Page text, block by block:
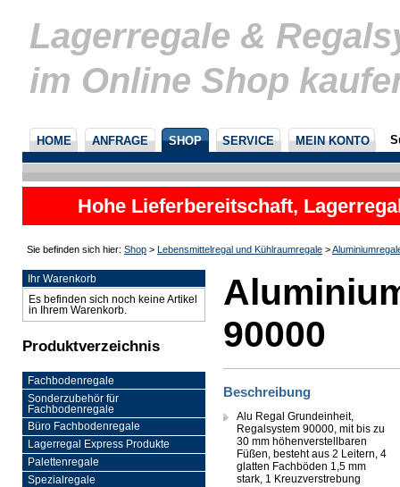
Lagerregale &
im Online Shop
HOME ANFRAGE SHOP SERVICE MEIN KONTO
Hohe Lieferbereitschaft,
nicht
Sie befinden sich hier: Shop > Lebensmittelregal und Kühlraumregale >
Ihr Warenkorb
Es befinden sich noch keine Artikel
in Ihrem Warenkorb.
Produktverzeichnis
Fachbodenregale
Sonderzubehör für
Fachbodenregale
Büro Fachbodenregale
Lagerregal Express Produkte
Palettenregale
Spezialregale
90000
Beschreibung
Alu Regal Grundeinheit,
Regalsystem 90000, mit bis zu
30 mm höhenverstellbaren
Füßen, besteht aus 2 Leitern, 4
glatten Fachböden 1,5 mm
stark, 1 Kreuzverstrebung